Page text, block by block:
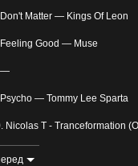
Matter — Kings Of Leon
Good — Muse
—
— Tommy Lee Sparta
Nicolas T - Tranceformation
Minimal Beat — Lindsey